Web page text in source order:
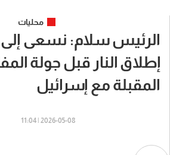
محليات
الرئيس سلام: نسعى
إطلاق النار قبل جولة
المقبلة مع إسرائيل
2026-05-08 | 11:04